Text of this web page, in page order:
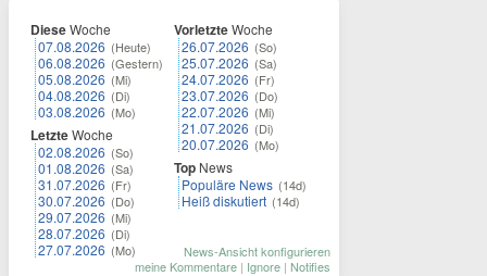
DieseWoche
07.08.2026 (Heute)
06.08.2026 (Gestern)
05.08.2026 (Mi)
04.08.2026 (Di)
03.08.2026 (Mo)
LetzteWoche
02.08.2026 (So)
01.08.2026 (Sa)
31.07.2026 (Fr)
30.07.2026 (Do)
29.07.2026 (Mi)
28.07.2026 (Di)
27.07.2026 (Mo)
VorletzteWoche
26.07.2026 (So)
25.07.2026 (Sa)
24.07.2026 (Fr)
23.07.2026 (Do)
22.07.2026 (Mi)
21.07.2026 (Di)
20.07.2026 (Mo)
Top News
Populäre News (14d)
Heiß diskutiert (14d)
News-Ansicht konfigurieren
meine Kommentare | Ignore | Notifies